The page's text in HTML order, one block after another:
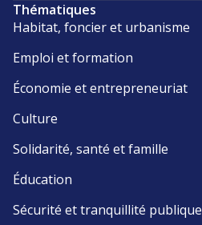
Thématiques
Habitat, foncier et urbanisme
Emploi et formation
Économie et entrepreneuriat
Culture
Solidarité, santé et famille
Éducation
Sécurité et tranquillité publique